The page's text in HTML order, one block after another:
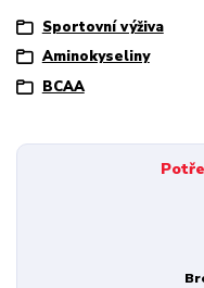
Sportovní výživa
Aminokyseliny
BCAA